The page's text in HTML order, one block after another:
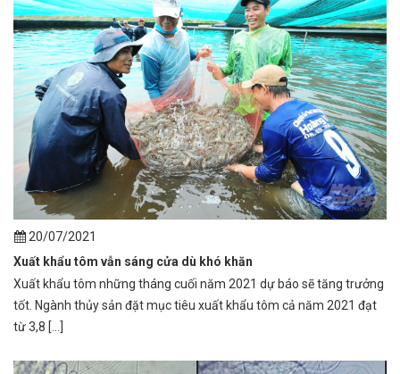
20/07/2021
Xuất khẩu tôm vẫn sáng cửa dù khó khăn
Xuất khẩu tôm những tháng cuối năm 2021 dự báo sẽ tăng trưởng
tốt. Ngành thủy sản đặt mục tiêu xuất khẩu tôm cả năm 2021 đạt
từ 3,8 [...]